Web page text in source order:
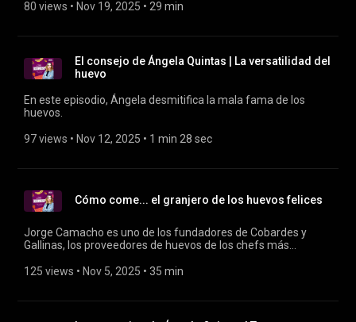
texturas. Una pequeña obra de ingeniería comestible. La
80 views • Nov 19, 2025 • 29 min
El consejo de Ángela Quintas | La versatilidad del
huevo
En este episodio, Ángela desmitifica la mala fama de los
huevos.
97 views • Nov 12, 2025 • 1 min 28 sec
Cómo come... el granjero de los huevos felices
Jorge Camacho es uno de los fundadores de Cobardes y
Gallinas, los proveedores de huevos de los chefs más
según Ángela Quintas, la proteína de referencia.
125 views • Nov 5, 2025 • 35 min